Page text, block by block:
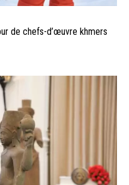
de chefs-d’œuvre khmers